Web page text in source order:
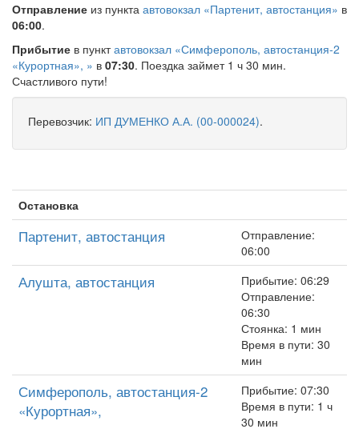
Отправление из пункта автовокзал «Партенит, автостанция» в
06:00.
Прибытие в пунктавтовокзал «Симферополь, автостанция-2
«Курортная», » в 07:30. Поездка займет 1 ч 30 мин.
Счастливого пути!
Перевозчик: ИП ДУМЕНКО А.А. (00-000024).
Остановка
Партенит, автостанция
Отправление:
06:00
Алушта, автостанция
Прибытие: 06:29
Отправление:
06:30
Стоянка: 1 мин
Время в пути: 30
мин
Симферополь, автостанция-2
«Курортная»,
Прибытие: 07:30
Время в пути: 1 ч
30 мин